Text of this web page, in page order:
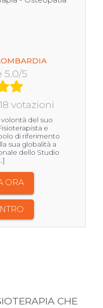
5.0/5
votazioni
del suo
e
di riferimento
sua globalità a
dello Studio
ORA
CHE